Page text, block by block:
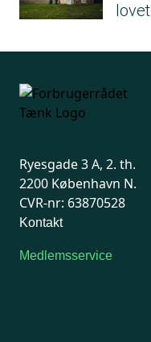
lovet
Ryesgade 3 A, 2. th.
2200 København N.
CVR-nr: 63870528
Kontakt
Medlemsservice